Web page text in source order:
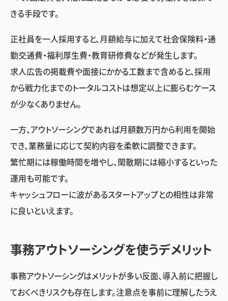
きる手段です。
正社員を一人採用すると、月額給与に加えて社会保険料・通
勤交通費・福利厚生費・教育研修費などが発生します。
求人広告の掲載費や面接にかかる工数まで含めると、採用
から戦力化までのトータルコストは想定以上に膨らむケース
が少なくありません。
一方、アウトソーシングであれば月額数万円から利用を開始
でき、業務量に応じて契約内容を柔軟に調整できます。
繁忙期には稼働時間を増やし、閑散期には縮小するといった
運用も可能です。
キャッシュフローに波があるスタートアップとの相性は非常
に良いといえます。
事務アウトソーシングを使うデメリット
事務アウトソーシングはメリットが多い反面、導入前に把握し
ておくべきリスクも存在します。注意点を事前に理解したうえ